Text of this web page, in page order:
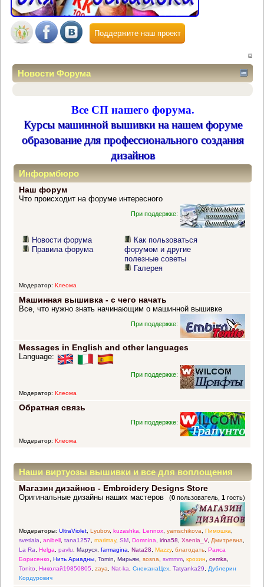
Поддержите наш проект
Новости Форума
Все СП нашего форума.
Курсы машинной вышивки на нашем форуме
образование для профессионального создания
дизайнов
Информбюро
Наш форум
Что происходит на форуме интересного
При поддержке:
Новости форума
Правила форума
Как пользоваться
форумом и другие
полезные советы
Галерея
Модератор: Клеома
Машинная вышивка - с чего начать
Все, что нужно знать начинающим о машинной вышивке
При поддержке:
Messages in English and other languages
Language:
При поддержке:
Модератор: Клеома
Обратная связь
При поддержке:
Модератор: Клеома
Наши виртуозы вышивки и все для воплощения
прекрасных идей
Магазин дизайнов - Embroidery Designs Store
(0 пользователь,1 гость)
Оригинальные дизайны наших мастеров
Модераторы: UltraViolet, Lyubov, kuzashka, Lennox, yamschikova, Пимошка,
svetlaia, anibell, tana1257, marimay, SM, Domnina, irina58, Xsenia_V, Дмитревна,
La Ra, Helga, pavlu, Маруся, farmagina, Nata28, Mazzy, благодать, Раиса
Борисенко, Нить Ариадны, Tomin, Мирьям, sosna, svmmm, крохин, cemka,
Tonito, Николай19850805, zaya, Nat-ka, СнежанаЦех, Tatyanka29, Дублерин
Кордурович